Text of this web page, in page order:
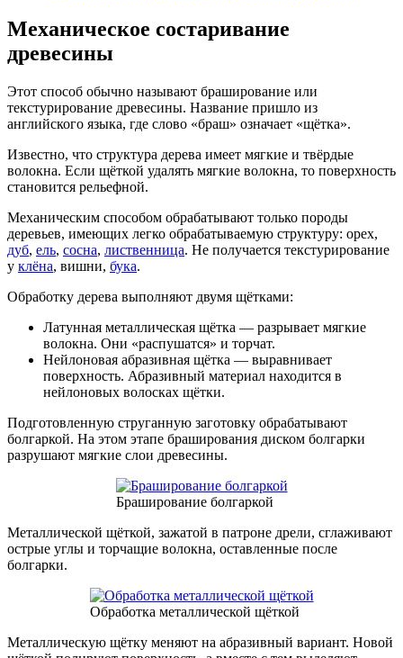
Механическое состаривание
древесины
Этот способ обычно называют браширование или
текстурирование древесины. Название пришло из
английского языка, где слово «браш» означает «щётка».
Известно, что структура дерева имеет мягкие и твёрдые
волокна. Если щёткой удалять мягкие волокна, то поверхность
становится рельефной.
Механическим способом обрабатывают только породы
деревьев, имеющих легко обрабатываемую структуру: орех,
дуб, ель, сосна, лиственница. Не получается текстурирование
у клёна, вишни, бука.
Обработку дерева выполняют двумя щётками:
Латунная металлическая щётка — разрывает мягкие
волокна. Они «распушатся» и торчат.
Нейлоновая абразивная щётка — выравнивает
поверхность. Абразивный материал находится в
нейлоновых волосках щётки.
Подготовленную струганную заготовку обрабатывают
болгаркой. На этом этапе браширования диском болгарки
разрушают мягкие слои древесины.
Браширование болгаркой
Металлической щёткой, зажатой в патроне дрели, сглаживают
острые углы и торчащие волокна, оставленные после
болгарки.
Обработка металлической щёткой
Металлическую щётку меняют на абразивный вариант. Новой